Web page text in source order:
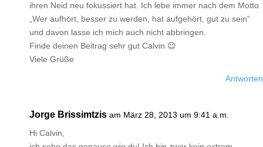
ihren Neid neu fokussiert hat. Ich lebe immer nach dem Motto
„Wer aufhört, besser zu werden, hat aufgehört, gut zu sein“
und davon lasse ich mich auch nicht abbringen.
Finde deinen Beitrag sehr gut Calvin 😉
Viele Grüße
Antworten
Jorge Brissimtzis am März 28, 2013 um 9:41 a.m.
Hi Calvin,